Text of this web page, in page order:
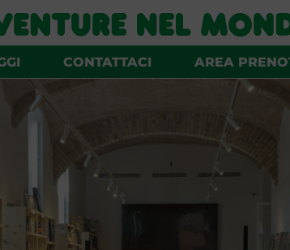
CONTATTACI AREA